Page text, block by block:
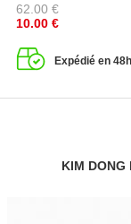
62.00 €
10.00 €
Expédié en 48h
KIM DONG